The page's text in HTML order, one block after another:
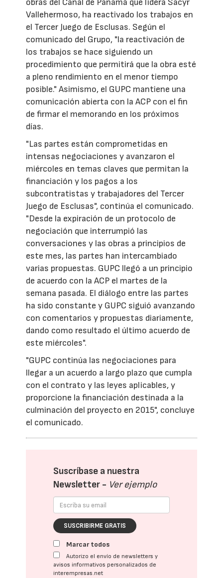
obras del Canal de Panamá que lidera Sacyr
Vallehermoso, ha reactivado los trabajos en
el Tercer Juego de Esclusas. Según el
comunicado del Grupo, "la reactivación de
los trabajos se hace siguiendo un
procedimiento que permitirá que la obra esté
a pleno rendimiento en el menor tiempo
posible." Asimismo, el GUPC mantiene una
comunicación abierta con la ACP con el fin
de firmar el memorando en los próximos
días.
"Las partes están comprometidas en
intensas negociaciones y avanzaron el
miércoles en temas claves que permitan la
financiación y los pagos a los
subcontratistas y trabajadores del Tercer
Juego de Esclusas", continúa el comunicado.
"Desde la expiración de un protocolo de
negociación que interrumpió las
conversaciones y las obras a principios de
este mes, las partes han intercambiado
varias propuestas. GUPC llegó a un principio
de acuerdo con la ACP el martes de la
semana pasada. El diálogo entre las partes
ha sido constante y GUPC siguió avanzando
con comentarios y propuestas diariamente,
dando como resultado el último acuerdo de
este miércoles".
"GUPC continúa las negociaciones para
llegar a un acuerdo a largo plazo que cumpla
con el contrato y las leyes aplicables, y
proporcione la financiación destinada a la
culminación del proyecto en 2015", concluye
el comunicado.
Suscríbase a nuestra
Newsletter - Ver ejemplo
SUSCRIBIRME GRATIS
Marcar todos
Autorizo el envío de newsletters y
avisos informativos personalizados de
interempresas.net